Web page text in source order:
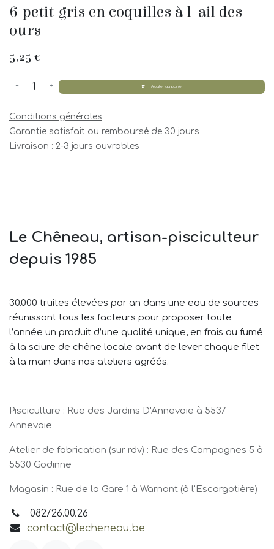
6 petit-gris en coquilles à l'ail des
ours
5,25 €
Ajouter au panier
Conditions générales
Garantie satisfait ou remboursé de 30 jours
Livraison : 2-3 jours ouvrables
Le Chêneau, artisan-pisciculteur
depuis 1985
30.000 truites élevées par an dans une eau de sources
réunissant tous les facteurs pour proposer toute
l’année un produit d’une qualité unique, en frais ou fumé
à la sciure de chêne locale avant de lever chaque filet
à la main dans nos ateliers agréés.
Pisciculture : Rue des Jardins D'Annevoie à 5537
Annevoie
Atelier de fabrication (sur rdv) : Rue des Campagnes 5 à
5530 Godinne
Magasin : Rue de la Gare 1 à Warnant (à l'Escargotière)
082/26.00.26
contact@lecheneau.be